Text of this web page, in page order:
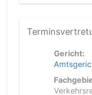
Gericht: